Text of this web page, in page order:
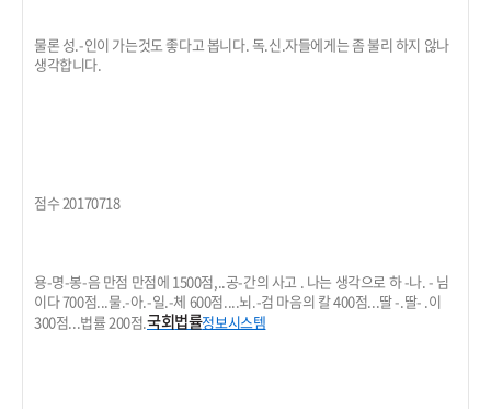
물론 성.-인이 가는것도 좋다고 봅니다. 독.신.자들에게는 좀 불리 하지 않나
생각합니다.
점수 20170718
용-명-봉-음 만점 만점에 1500점,..공-간의 사고 . 나는 생각으로 하 -나. - 님
이다 700점...물.-아.-일.-체 600점....뇌.-검 마음의 칼 400점...딸 -.딸- .이
300점...법률 200점.국회법률정보시스템